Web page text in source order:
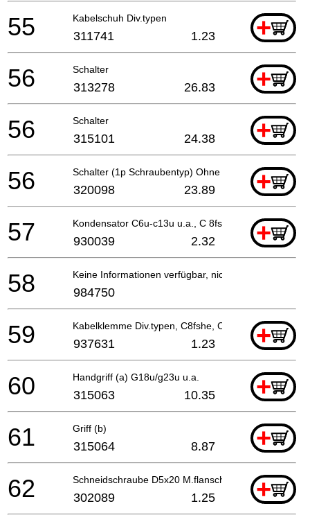
Kabelschuh Div.typen +
55 311741 1.23
Schalter +
56 313278 26.83
Schalter +
56 315101 24.38
Schalter (1p Schraubentyp) Ohne Schloss+
56 320098 23.89
Kondensator C6u-c13u u.a., C 8fshe +
57 930039 2.32
Keine Informationen verfügbar, nicht bestellbar
58 984750
Kabelklemme Div.typen, C8fshe, Cm5sb, C8fse
+
59 937631 1.23
Handgriff (a) G18u/g23u u.a. +
60 315063 10.35
Griff (b) +
61 315064 8.87
Schneidschraube D5x20 M.flansch H41mb+
62 302089 1.25